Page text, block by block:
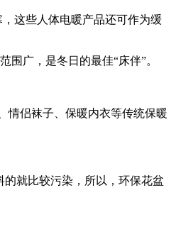
这些人体电暖产品还可作为缓
广，是冬日的最佳“床伴”。
侣袜子、保暖内衣等传统保暖
就比较污染，所以，环保花盆